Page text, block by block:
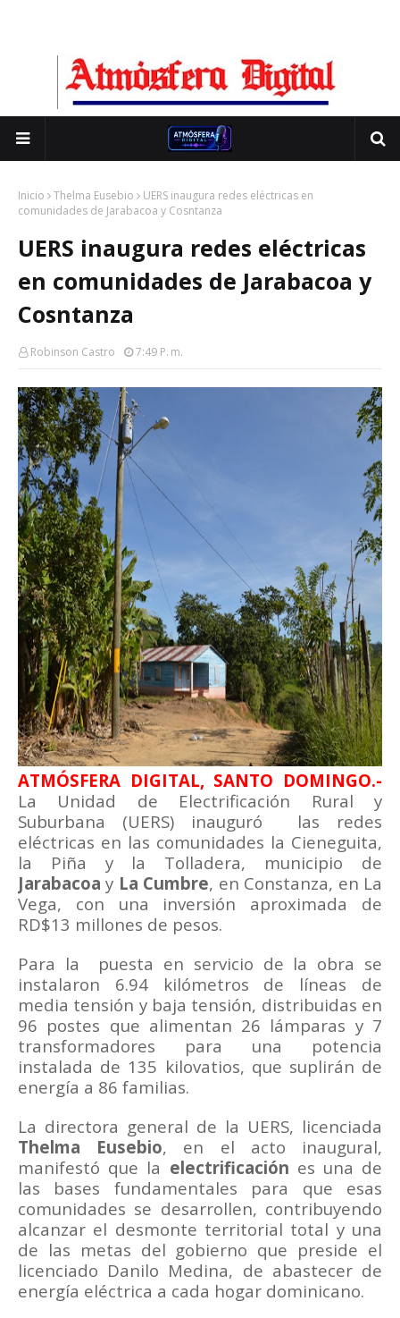
Inicio Thelma Eusebio
UERS inaugura redes eléctricas en
comunidades de Jarabacoa y Cosntanza
UERS inaugura redes eléctricas
en comunidades de Jarabacoa y
Cosntanza
Robinson Castro 7:49 P. M.
ATMÓSFERA DIGITAL, SANTO DOMINGO.-
La Unidad de Electrificación Rural y
Suburbana (UERS) inauguró las redes
eléctricas en las comunidades la Cieneguita,
la Piña y la Tolladera, municipio de
Jarabacoa y La Cumbre, en Constanza, en La
Vega, con una inversión aproximada de
RD$13 millones de pesos.
Para la puesta en servicio de la obra se
instalaron 6.94 kilómetros de líneas de
media tensión y baja tensión, distribuidas en
96 postes que alimentan 26 lámparas y 7
transformadores para una potencia
instalada de 135 kilovatios, que suplirán de
energía a 86 familias.
La directora general de la UERS, licenciada
Thelma Eusebio, en el acto inaugural,
manifestó que la electrificación es una de
las bases fundamentales para que esas
comunidades se desarrollen, contribuyendo
alcanzar el desmonte territorial total y una
de las metas del gobierno que preside el
licenciado Danilo Medina, de abastecer de
energía eléctrica a cada hogar dominicano.